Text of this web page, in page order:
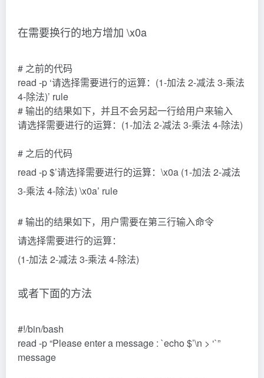
在需要换行的地方增加 \x0a
# 之前的代码
read -p ‘请选择需要进行的运算：(1-加法 2-减法 3-乘法
4-除法)’ rule
# 输出的结果如下，并且不会另起一行给用户来输入
请选择需要进行的运算：(1-加法 2-减法 3-乘法 4-除法)
# 之后的代码
read -p $’请选择需要进行的运算：\x0a (1-加法 2-减法
3-乘法 4-除法) \x0a’ rule
# 输出的结果如下，用户需要在第三行输入命令
请选择需要进行的运算：
(1-加法 2-减法 3-乘法 4-除法)
或者下面的方法
#!/bin/bash
read -p “Please enter a message : `echo $’\n > ‘`”
message